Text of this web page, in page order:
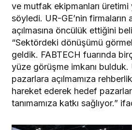
ve mutfak ekipmanları üretimi
söyledi. UR-GE’nin
açılmasına öncülük ettiğini
“Sektördeki dönüşümü
geldik. FABTECH fuarında
yüze görüşme imkanı bulduk.
pazarlara açılmamıza
hareket ederek hedef
tanımamıza katkı sağlıyor.”